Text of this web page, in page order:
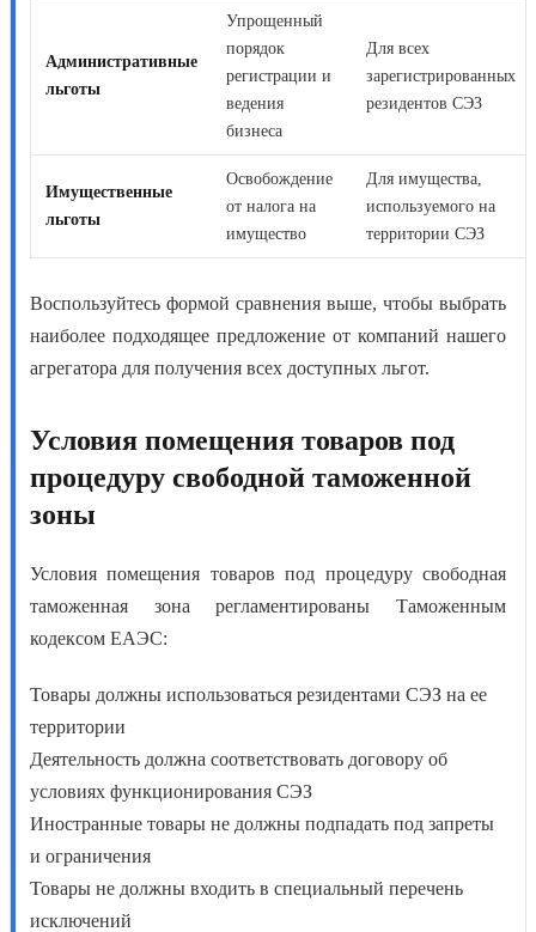
Административные
льготы
Упрощенный
порядок
регистрации и
ведения
бизнеса
Для всех
зарегистрированных
резидентов СЭЗ
Имущественные
льготы
Освобождение
от налога на
имущество
Для имущества,
используемого на
территории СЭЗ
Воспользуйтесь формой сравнения выше, чтобы выбрать
наиболее подходящее предложение от компаний нашего
агрегатора для получения всех доступных льгот.
Условия помещения товаров под
процедуру свободной таможенной
зоны
Условия помещения товаров под процедуру свободная
таможенная зона регламентированы Таможенным
кодексом ЕАЭС:
Товары должны использоваться резидентами СЭЗ на ее
территории
Деятельность должна соответствовать договору об
условиях функционирования СЭЗ
Иностранные товары не должны подпадать под запреты
и ограничения
Товары не должны входить в специальный перечень
исключений